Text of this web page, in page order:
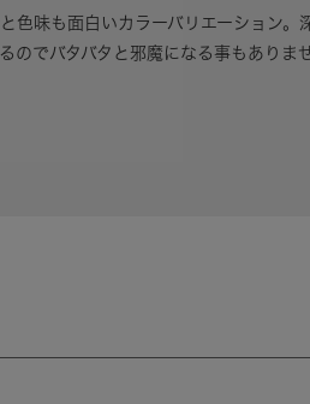
色味も面白いカラーバリエーション。
のでバタバタと邪魔になる事もありま